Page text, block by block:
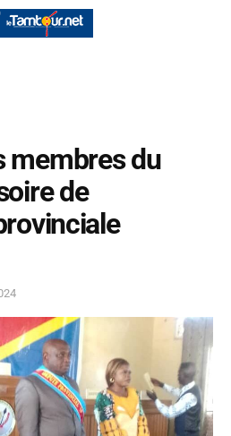
membres du
de